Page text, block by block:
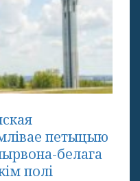
петыцыю
белага
полі